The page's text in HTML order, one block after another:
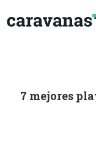
7 mejores